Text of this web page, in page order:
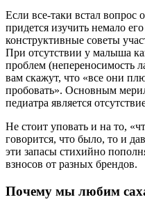
Если все-таки встал вопрос
придется изучить немало
конструктивные советы
При отсутствии у малыша
проблем (непереносимость
вам скажут, что «все они
пробовать». Основным
педиатра является
Не стоит уповать и на то,
говорится, что было, то и
эти запасы стихийно
взносов от разных брендов.
Почему мы любим